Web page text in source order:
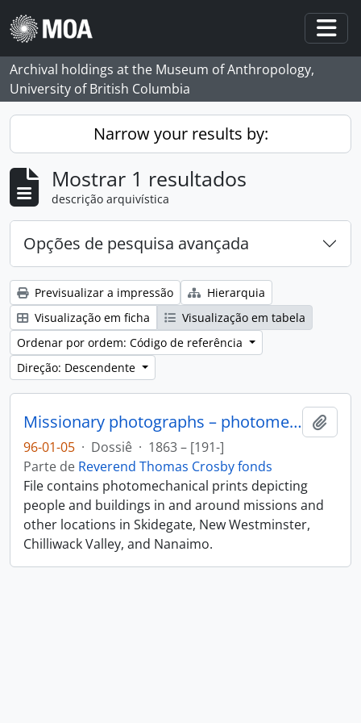
Skip to main content
Archival holdings at the Museum of Anthropology,
University of British Columbia
Narrow your results by:
Mostrar 1 resultados
descrição arquivística
Opções de pesquisa avançada
Previsualizar a impressão
Hierarquia
Visualização em ficha
Visualização em tabela
Ordenar por ordem: Código de referência
Direção: Descendente
Missionary photographs – photomechanical
96-01-05 · Dossiê · 1863 – [191-]
Parte de Reverend Thomas Crosby fonds
File contains photomechanical prints depicting
people and buildings in and around missions and
other locations in Skidegate, New Westminster,
Chilliwack Valley, and Nanaimo.